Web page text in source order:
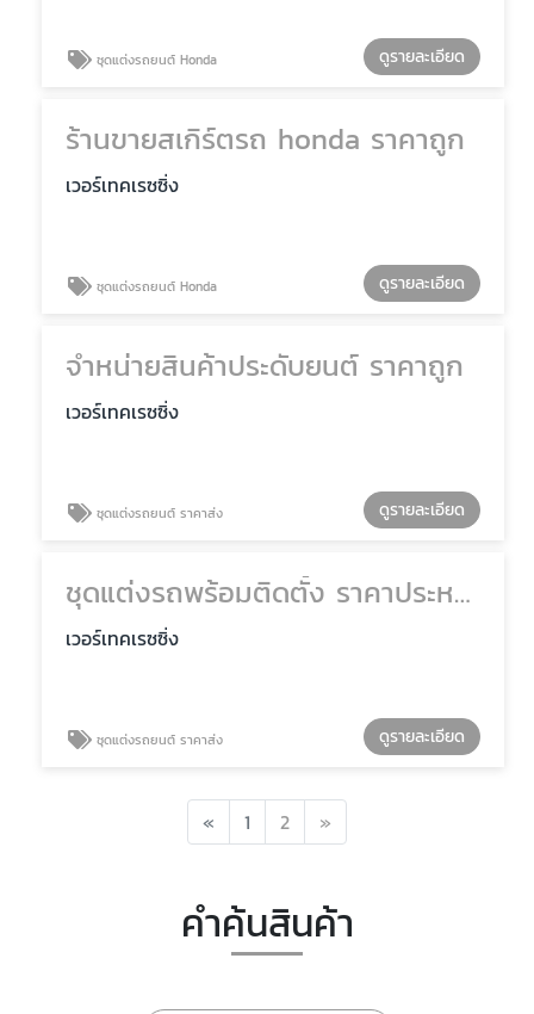
ชุดแต่งรถยนต์ Honda ดูรายละเอียด
ร้านขายสเกิร์ตรถ honda ราคาถูก
เวอร์เทคเรซซิ่ง
ชุดแต่งรถยนต์ Honda ดูรายละเอียด
จำหน่ายสินค้าประดับยนต์ ราคาถูก
เวอร์เทคเรซซิ่ง
ชุดแต่งรถยนต์ ราคาส่ง ดูรายละเอียด
ชุดแต่งรถพร้อมติดตั้ง ราคาประหยัด
เวอร์เทคเรซซิ่ง
ชุดแต่งรถยนต์ ราคาส่ง ดูรายละเอียด
« Previous
1 2 »
คำค้นสินค้า